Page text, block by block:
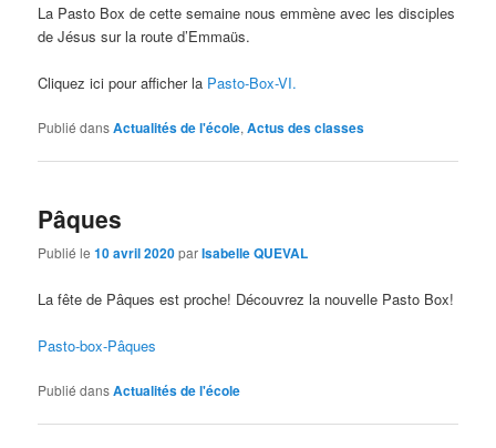
La Pasto Box de cette semaine nous emmène avec les disciples
de Jésus sur la route d’Emmaüs.
Cliquez ici pour afficher la Pasto-Box-VI.
Publié dansActualités de l'école,Actus des classes
Pâques
Publié le10 avril 2020parIsabelle QUEVAL
La fête de Pâques est proche! Découvrez la nouvelle Pasto Box!
Pasto-box-Pâques
Publié dansActualités de l'école